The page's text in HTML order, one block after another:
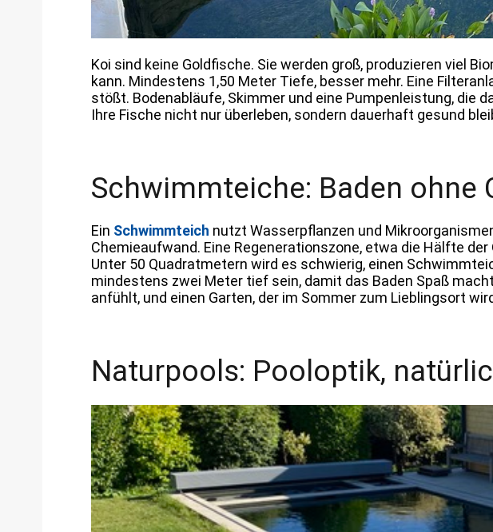
Koi sind keine Goldfische. Sie werden groß, produzieren viel
kann. Mindestens 1,50 Meter Tiefe, besser mehr. Eine
stößt. Bodenabläufe, Skimmer und eine Pumpenleistung, die
Ihre Fische nicht nur überleben, sondern dauerhaft gesund
Schwimmteiche: Baden ohne
Ein Schwimmteich nutzt Wasserpflanzen und
Chemieaufwand. Eine Regenerationszone, etwa die Hälfte
Unter 50 Quadratmetern wird es schwierig, einen
mindestens zwei Meter tief sein, damit das Baden Spaß
anfühlt, und einen Garten, der im Sommer zum Lieblingsort
Naturpools: Pooloptik,